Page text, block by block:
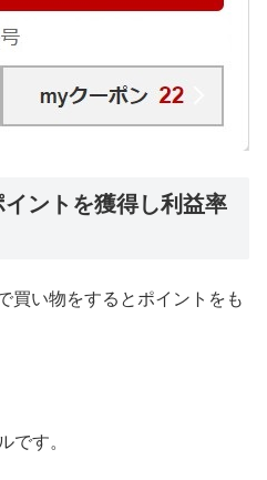
ントを獲得し利益率
買い物をするとポイントをも
です。